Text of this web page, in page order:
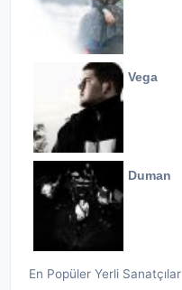
Vega
Duman
En Popüler Yerli Sanatçılar